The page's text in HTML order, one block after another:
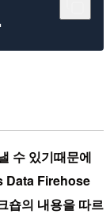
수 있기때문에
Data Firehose
숍의 내용을 따르